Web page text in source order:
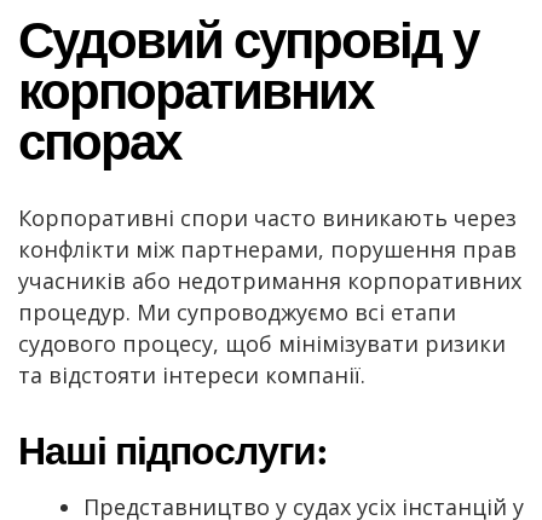
Судовий супровід у
корпоративних
спорах
Корпоративні спори часто виникають через
конфлікти між партнерами, порушення прав
учасників або недотримання корпоративних
процедур. Ми супроводжуємо всі етапи
судового процесу, щоб мінімізувати ризики
та відстояти інтереси компанії.
Наші підпослуги:
Представництво у судах усіх інстанцій у